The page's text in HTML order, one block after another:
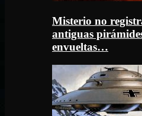
Misterio no
antiguas
envueltas…